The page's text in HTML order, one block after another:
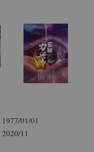
01/01
11